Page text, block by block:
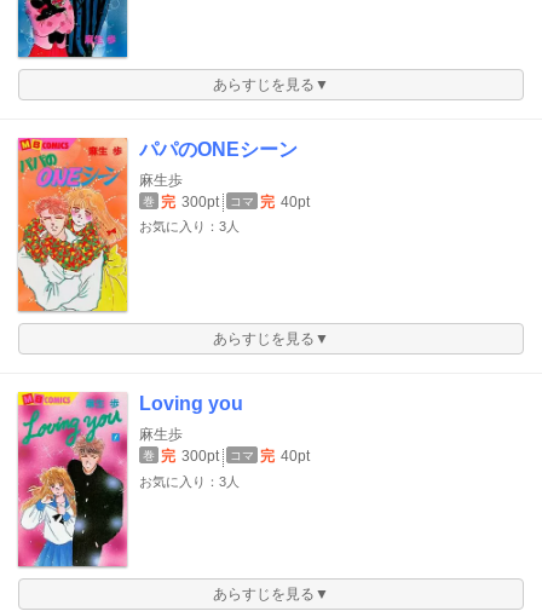
あらすじを見る▼
パパのONEシーン
麻生歩
巻 完 300pt コマ 完 40pt
お気に入り：3人
あらすじを見る▼
Loving you
麻生歩
巻 完 300pt コマ 完 40pt
お気に入り：3人
あらすじを見る▼